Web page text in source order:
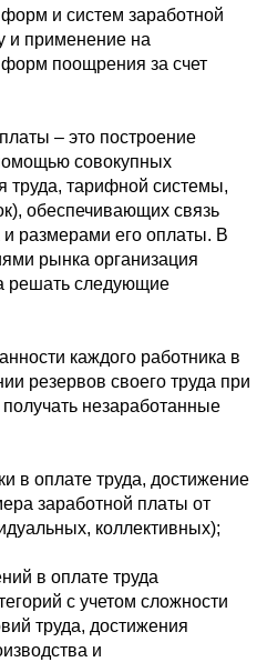
и систем заработной
и применение на
поощрения за счет
– это построение
совокупных
труда, тарифной системы,
обеспечивающих связь
размерами его оплаты. В
рынка организация
решать следующие
каждого работника в
резервов своего труда при
незаработанные
в оплате труда, достижение
заработной платы от
коллективных);
в оплате труда
с учетом сложности
труда, достижения
и